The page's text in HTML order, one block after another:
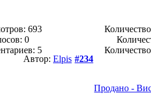
693
0
5
Автор: Elpis #234
Продано -